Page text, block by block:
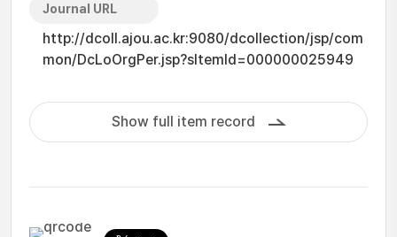
Journal URL
http://dcoll.ajou.ac.kr:9080/dcollection/jsp/com
mon/DcLoOrgPer.jsp?sItemId=000000025949
Show full item record